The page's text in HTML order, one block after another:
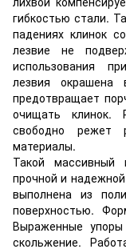
гибкостью стали.
падениях клинок
лезвие не
использования
лезвия окрашена
предотвращает
очищать клинок.
свободно режет
материалы.
Такой массивный
прочной и
выполнена из
поверхностью.
Выраженные
скольжение.